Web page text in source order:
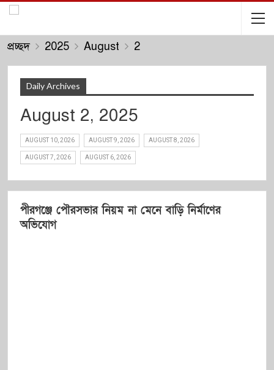
প্রচ্ছদ 2025 August 2
Daily Archives
August 2, 2025
AUGUST 10, 2026 AUGUST 9, 2026 AUGUST 8, 2026
AUGUST 7, 2026 AUGUST 6, 2026
পীরগঞ্জে পৌরসভার নিয়ম না মেনে বাড়ি নির্মাণের
অভিযোগ